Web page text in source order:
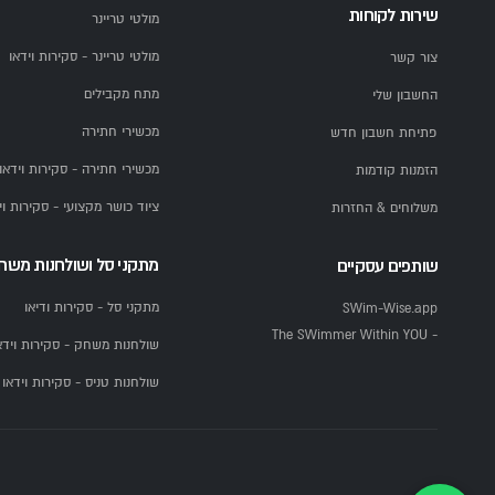
שירות לקוחות
צור קשר
החשבון שלי
פתיחת חשבון חדש
הזמנות קודמות
משלוחים & החזרות
שותפים עסקיים
SWim-Wise.app
- The SWimmer Within YOU
מולטי טריינר
מולטי טריינר - סקירות וידאו
מתח מקבילים
מכשירי חתירה
מכשירי חתירה - סקירות וידאו
ציוד כושר מקצועי - סקירות
מתקני סל ושולחנות
מתקני סל - סקירות ודיאו
שולחנות משחק - סקירות
שולחנות טניס - סקירות וידאו